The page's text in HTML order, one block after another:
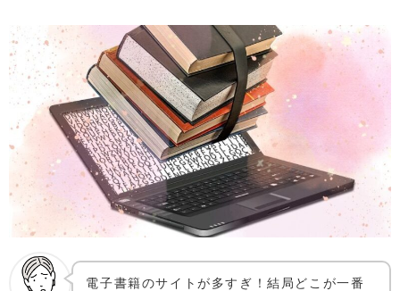
電子書籍のサイトが多すぎ！結局どこが一番